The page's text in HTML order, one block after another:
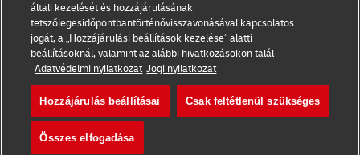
Cookie beállítások
Kövess minket
általi kezelését és hozzájárulásának
tetszőlegesidőpontbantörténővisszavonásával kapcsolatos
jogát, a „Hozzájárulási beállítások kezelése” alatti
beállításoknál, valamint az alábbi hivatkozásokon talál
Adatvédelmi nyilatkozat Jogi nyilatkozat
Hozzájárulás beállításai Csak feltétlenül szükséges
Összes elfogadása